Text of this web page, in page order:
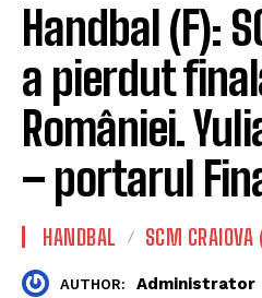
Handbal (F):
a pierdut
României.
– portarul
HANDBAL SCM CRAIOVA
AUTHOR: Administrator